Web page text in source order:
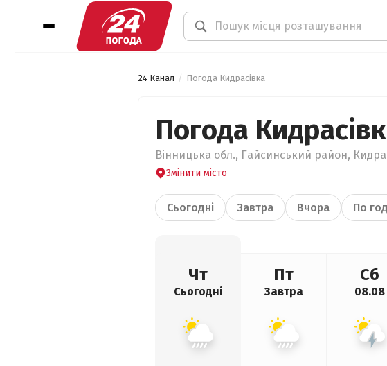
24 Канал Погода Кидрасівка
Погода
Вінницька обл., Гайсинський район,
Змінити місто
Сьогодні Завтра Вчора По
Чт
Сьогодні
Пт
Завтра
Сб
08.08